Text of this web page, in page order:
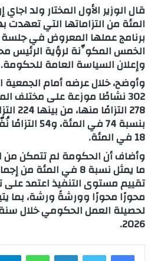
المئة من التزاماتها التي تعهدت
برنامج عملها المعروض في جلسة
الخمس المكوِّنة لرؤية الرئيس
وإعلان السياسة العامة للحكومة.
وأوضح، خلال عرضه أمام الجمعية
302 نشاطًا موزعة على مختلف
278
بنسبة 74 في
18 في المئة.
ما يمثل نسبة 8 في
تقييم مستوى التنفيذ اعتمد على
محورًا محورًا وورشةً ورشة، بما
2026.
لينكدإن واتساب